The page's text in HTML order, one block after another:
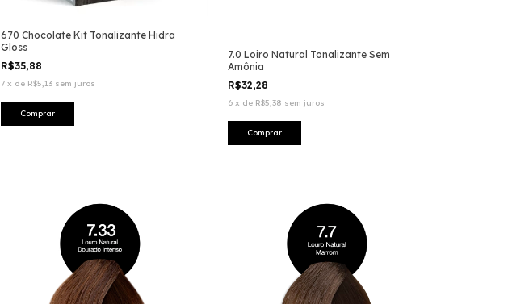
670 Chocolate Kit Tonalizante Hidra
Gloss
R$35,88
7 x de R$5,13 sem juros
7.0 Loiro Natural Tonalizante Sem
Amônia
R$32,28
6 x de R$5,38 sem juros